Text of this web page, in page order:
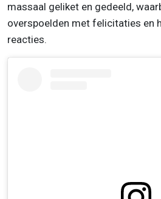
massaal geliket en gedeeld,
overspoelden met felicitaties en
reacties.